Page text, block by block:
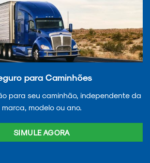
para Caminhões
para seu caminhão, independente da
marca, modelo ou ano.
SIMULE AGORA